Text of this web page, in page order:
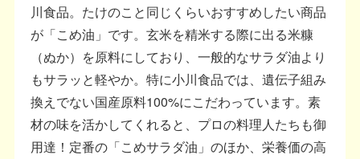
川食品。たけのこと同じくらいおすすめしたい商品
が「こめ油」です。玄米を精米する際に出る米糠
（ぬか）を原料にしており、一般的なサラダ油より
もサラッと軽やか。特に小川食品では、遺伝子組み
換えでない国産原料100%にこだわっています。素
材の味を活かしてくれると、プロの料理人たちも御
用達！定番の「こめサラダ油」のほか、栄養価の高